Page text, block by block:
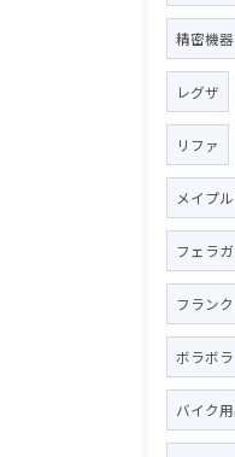
精密機器
レグザ
リファ
メイプ
フェラ
フラン
ボラボラ
バイク